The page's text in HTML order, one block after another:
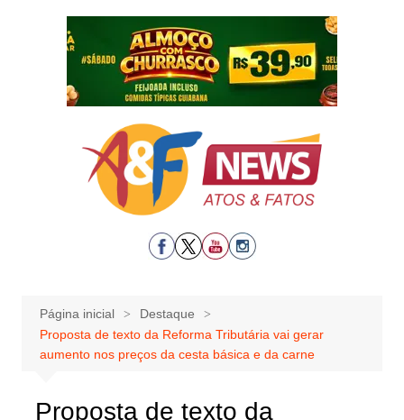
Página inicial
Destaque
Proposta de texto da Reforma Tributária vai gerar
aumento nos preços da cesta básica e da carne
Proposta de texto da